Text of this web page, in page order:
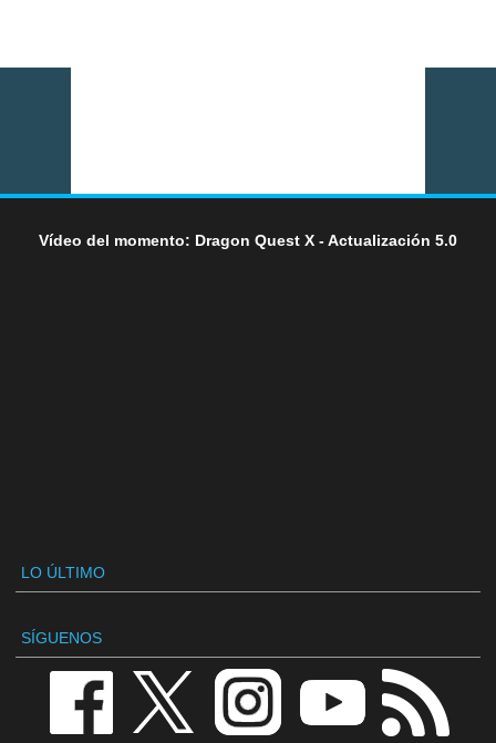
Vídeo del momento: Dragon Quest X - Actualización 5.0
LO ÚLTIMO
SÍGUENOS